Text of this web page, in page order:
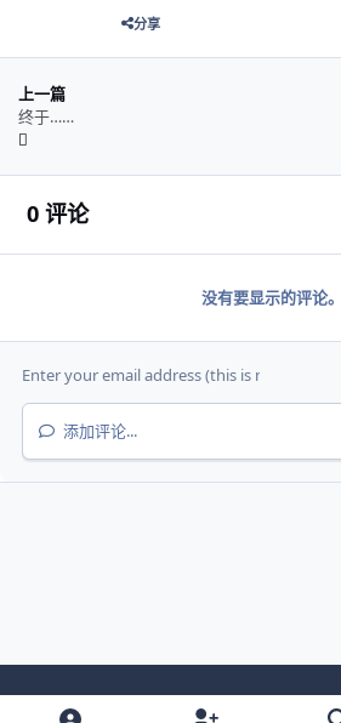
分享
上一篇
终于……
0 评论
没有要显示的评论。
添加评论...